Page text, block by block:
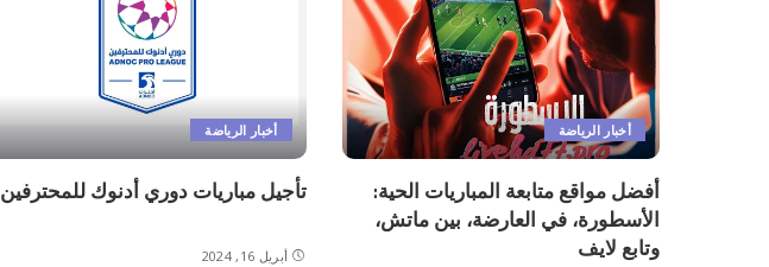
أخبار الرياضة
أفضل مواقع متابعة المباريات الحية:
الأسطورة، في العارضة، بين ماتش،
وتابع لايف
أخبار الرياضة
تأجيل مباريات دوري أدنوك للمحترفين
أبريل 16, 2024